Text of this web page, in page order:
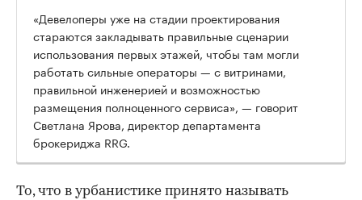
00:00
«Девелоперы уже на стадии проектирования
стараются закладывать правильные сценарии
использования первых этажей, чтобы там могли
работать сильные операторы — с витринами,
правильной инженерией и возможностью
размещения полноценного сервиса», — говорит
Светлана Ярова, директор департамента
брокериджа RRG.
То, что в урбанистике принято называть